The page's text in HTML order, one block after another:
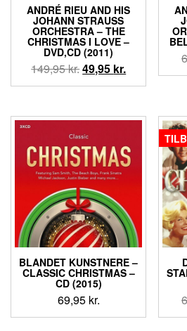
ANDRÉ RIEU AND HIS
JOHANN STRAUSS
ORCHESTRA – THE
CHRISTMAS I LOVE –
DVD,CD (2011)
149,95kr.Den
oprindelige
var:
149,95 kr..
49,95 kr.Den
aktuelle
er:
49,95 kr..
BLANDET KUNSTNERE –
CLASSIC CHRISTMAS –
CD (2015)
69,95 kr.